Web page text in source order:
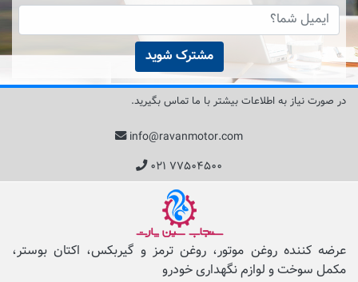
مشترک شوید
در صورت نیاز به اطلاعات بیشتر با ما تماس بگیرید.
info@ravanmotor.com
۰۲۱ ۷۷۵۰۴۵۰۰
عرضه کننده روغن موتور، روغن ترمز و گیربکس، اکتان بوستر،
مکمل‌ سوخت و لوازم نگهداری خودرو